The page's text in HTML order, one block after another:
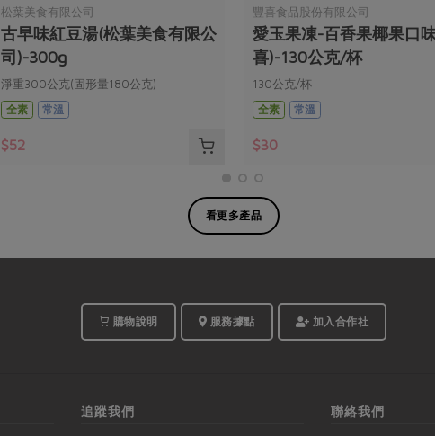
松葉美食有限公司
古早味紅豆湯(松葉美食有限公
司)-300g
淨重300公克(固形量180公克)
全素
常溫
$52
豐喜食品股份有限公司
愛玉果凍-百香果椰果口
喜)-130公克/杯
130公克/杯
全素
常溫
$30
看更多產品
購物說明 服務據點 加入合作社
追蹤我們 聯絡我們